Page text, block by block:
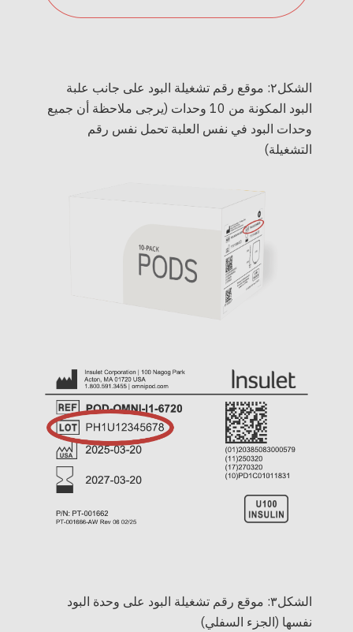
الشكل٢: موقع رقم تشغيلة البود على جانب علبة
البود المكونة من 10 وحدات (يرجى ملاحظة أن جميع
وحدات البود في نفس العلبة تحمل نفس رقم
التشغيلة)
الشكل٣: موقع رقم تشغيلة البود على وحدة البود
نفسها (الجزء السفلي)